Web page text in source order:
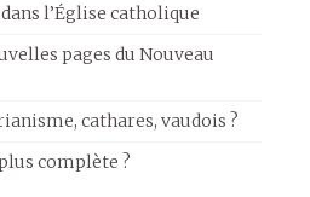
l’Église catholique
pages du Nouveau
cathares, vaudois ?
complète ?